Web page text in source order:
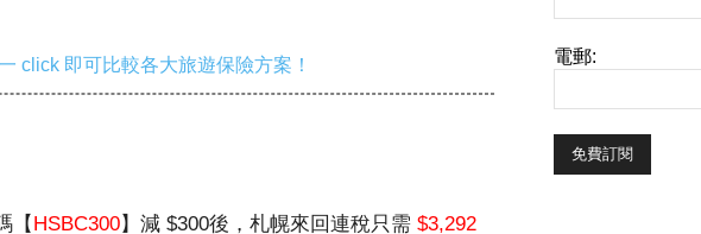
click 即可比較各大旅遊保險方案！
【 HSBC300】減 $300後，札幌來回連稅只需 $3,292
電郵: